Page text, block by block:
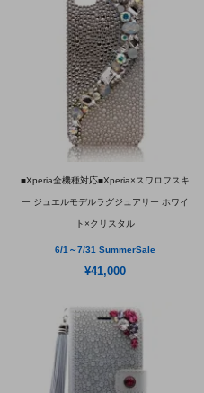
■Xperia全機種対応■Xperia×スワロフスキ
ー ジュエルモデルラグジュアリー ホワイ
ト×クリスタル
6/1～7/31 SummerSale
¥41,000